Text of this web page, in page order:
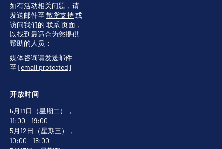
开放时间
5月11日（星期二），
11:00 - 19:00
5月12日（星期三），
10:00 - 18:00
如有活动相关问题，请
发送邮件至 散货支持或
访问我们的 联系 页面，
以找到最适合为您提供
帮助的人员；
媒体咨询请发送邮件
至 [email protected]